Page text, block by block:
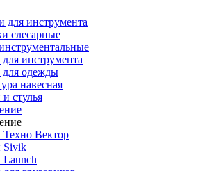
для инструмента
слесарные
инструмента
одежды
навесная
стулья
Вектор
Sivik